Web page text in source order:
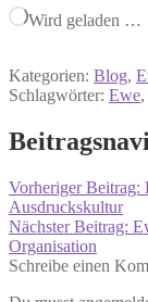
Wird geladen …
Kategorien: Blog,
Schlagwörter: Ewe,
Vorheriger Beitrag:
Ausdruckskultur
Nächster Beitrag:
Organisation
Schreibe einen